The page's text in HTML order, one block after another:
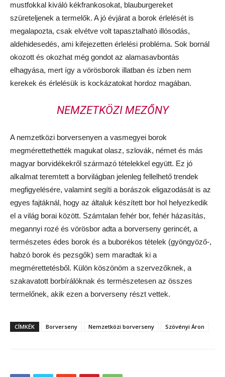
mustfokkal kiváló kékfrankosokat, blauburgereket
szüreteljenek a termelők. A jó évjárat a borok érlelését is
megalapozta, csak elvétve volt tapasztalható illósodás,
aldehidesedés, ami kifejezetten érlelési probléma. Sok bornál
okozott és okozhat még gondot az alamasavbontás
elhagyása, mert így a vörösborok illatban és ízben nem
kerekek és érlelésük is kockázatokat hordoz magában.
NEMZETKÖZI MEZŐNY
A nemzetközi borversenyen a vasmegyei borok
megmérettethették magukat olasz, szlovák, német és más
magyar borvidékekről származó tételekkel együtt. Ez jó
alkalmat teremtett a borvilágban jelenleg fellelhető trendek
megfigyelésére, valamint segíti a borászok eligazodását is az
egyes fajtáknál, hogy az általuk készített bor hol helyezkedik
el a világ borai között. Számtalan fehér bor, fehér házasítás,
megannyi rozé és vörösbor adta a borverseny gerincét, a
természetes édes borok és a buborékos tételek (gyöngyöző-,
habzó borok és pezsgők) sem maradtak ki a
megmérettetésből. Külön köszönöm a szervezőknek, a
szakavatott borbírálóknak és természetesen az összes
termelőnek, akik ezen a borverseny részt vettek.
CÍMKÉK Borverseny Nemzetközi borverseny Szövényi Áron